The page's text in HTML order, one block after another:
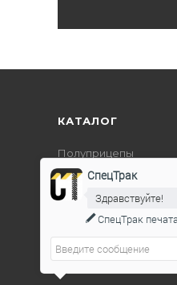
КАТАЛОГ
Полуприцепы
Дорожно-
Подъемно-
СпецТрак
Здравствуйте!
СпецТрак